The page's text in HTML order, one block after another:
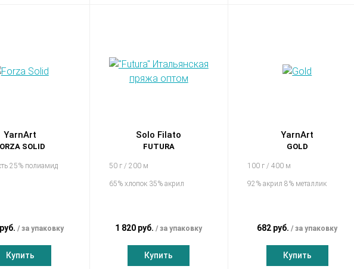
YarnArt
SOLID
25% полиамид
за упаковку
Купить
Solo Filato
FUTURA
50 г / 200 м
65% хлопок 35% акрил
1 820 руб. за упаковку
Купить
YarnArt
GOLD
100 г / 400 м
92% акрил 8% металлик
682 руб. за упаковку
Купить